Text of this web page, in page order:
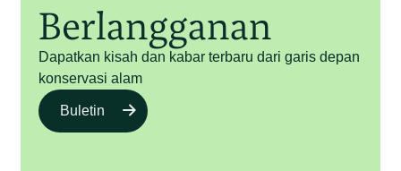
Berlangganan
Dapatkan kisah dan kabar terbaru dari garis depan
konservasi alam
Buletin